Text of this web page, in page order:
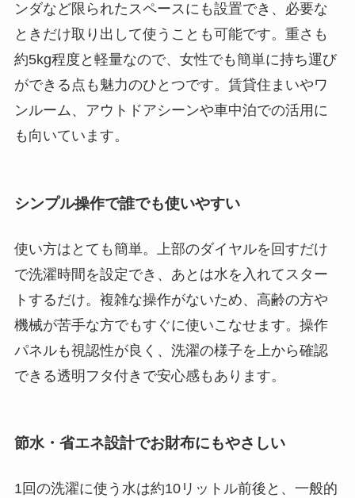
ンダなど限られたスペースにも設置でき、必要な
ときだけ取り出して使うことも可能です。重さも
約5kg程度と軽量なので、女性でも簡単に持ち運び
ができる点も魅力のひとつです。賃貸住まいやワ
ンルーム、アウトドアシーンや車中泊での活用に
も向いています。
シンプル操作で誰でも使いやすい
使い方はとても簡単。上部のダイヤルを回すだけ
で洗濯時間を設定でき、あとは水を入れてスター
トするだけ。複雑な操作がないため、高齢の方や
機械が苦手な方でもすぐに使いこなせます。操作
パネルも視認性が良く、洗濯の様子を上から確認
できる透明フタ付きで安心感もあります。
節水・省エネ設計でお財布にもやさしい
1回の洗濯に使う水は約10リットル前後と、一般的